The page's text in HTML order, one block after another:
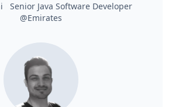
Senior Java Software Developer
@Emirates